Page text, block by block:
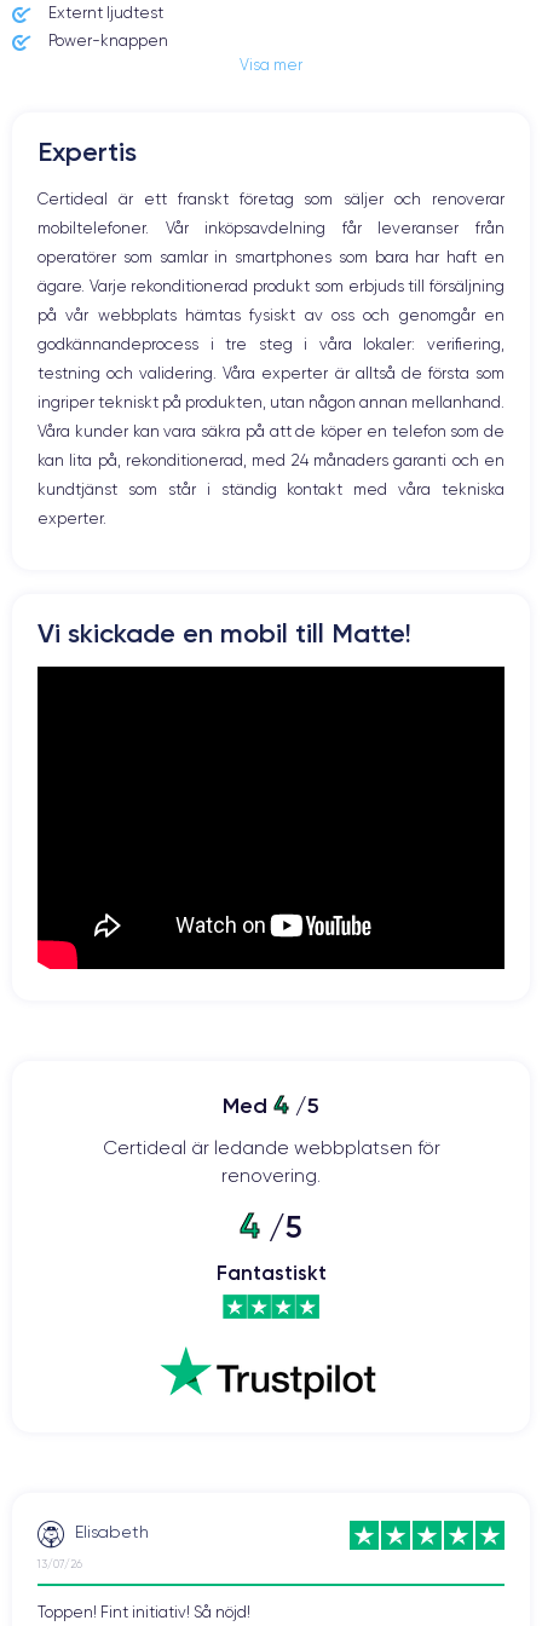
8 Go
GPU 5 cœurs Sub-6 GHz
Caméra
48 Mpx
Caméra Frontale
12 Mpx
Résolution vidéo
4K - 3840 x 2160 px
Recharge rapide
Oui, 20W
Batterie
3349 mAh
Type de SIM
eSIM
Réseau mobile Débloqué
Externt ljudtest
Power-knappen
Högtalare
Hem-knappen
Bluetooth
WiFi
Nätverk
Vibration
Prise USB
Visa mer
Expertis
Certideal är ett franskt företag som säljer och renoverar
mobiltelefoner. Vår inköpsavdelning får leveranser från
operatörer som samlar in smartphones som bara har haft en
ägare. Varje rekonditionerad produkt som erbjuds till försäljning
på vår webbplats hämtas fysiskt av oss och genomgår en
godkännandeprocess i tre steg i våra lokaler: verifiering,
testning och validering. Våra experter är alltså de första som
ingriper tekniskt på produkten, utan någon annan mellanhand.
Våra kunder kan vara säkra på att de köper en telefon som de
kan lita på, rekonditionerad, med 24 månaders garanti och en
kundtjänst som står i ständig kontakt med våra tekniska
experter.
Vi skickade en mobil till Matte!
Med 4 /5
Certideal är ledande webbplatsen för
renovering.
4 /5
Fantastiskt
Elisabeth
13/07/26
Toppen! Fint initiativ! Så nöjd!